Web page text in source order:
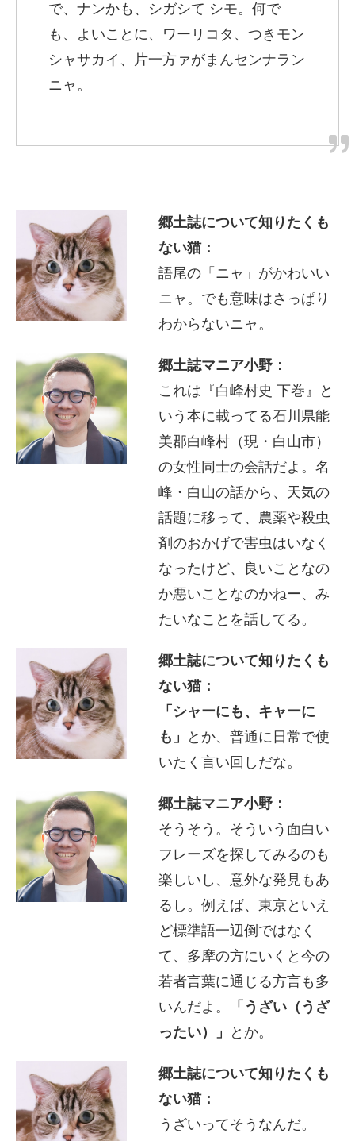
で、ナンかも、シガシて シモ。何で
も、よいことに、ワーリコタ、つきモン
シャサカイ、片一方ァがまんセンナラン
ニャ。
郷土誌について知りたくも
ない猫：
語尾の「ニャ」がかわいい
ニャ。でも意味はさっぱり
わからないニャ。
郷土誌マニア小野：
これは『白峰村史 下巻』と
いう本に載ってる石川県能
美郡白峰村（現・白山市）
の女性同士の会話だよ。名
峰・白山の話から、天気の
話題に移って、農薬や殺虫
剤のおかげで害虫はいなく
なったけど、良いことなの
か悪いことなのかねー、み
たいなことを話してる。
郷土誌について知りたくも
ない猫：
「シャーにも、キャーに
も」
とか、普通に日常で使
いたく言い回しだな。
郷土誌マニア小野：
そうそう。そういう面白い
フレーズを探してみるのも
楽しいし、意外な発見もあ
るし。例えば、東京といえ
ど標準語一辺倒ではなく
て、多摩の方にいくと今の
若者言葉に通じる方言も多
いんだよ。
「うざい（うざ
ったい）」
とか。
郷土誌について知りたくも
ない猫：
うざいってそうなんだ。